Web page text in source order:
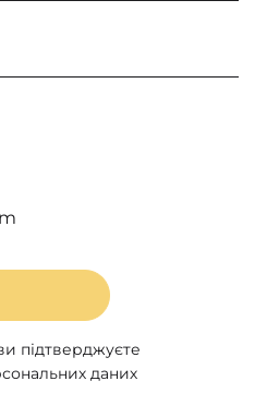
підтверджуєте
даних